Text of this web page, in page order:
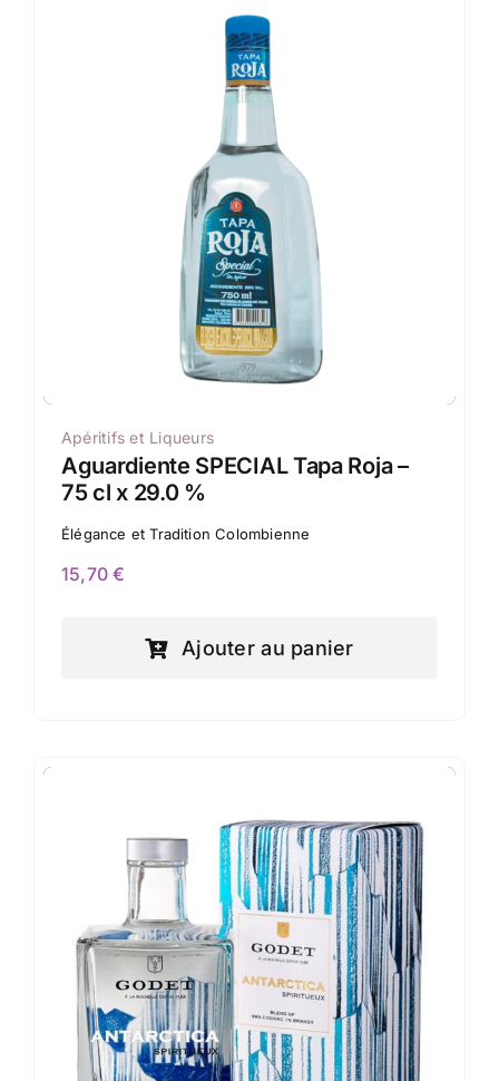
Apéritifs et Liqueurs
Aguardiente SPECIAL Tapa Roja –
75 cl x 29.0 %
Élégance et Tradition Colombienne
15,70€
Ajouter au panier